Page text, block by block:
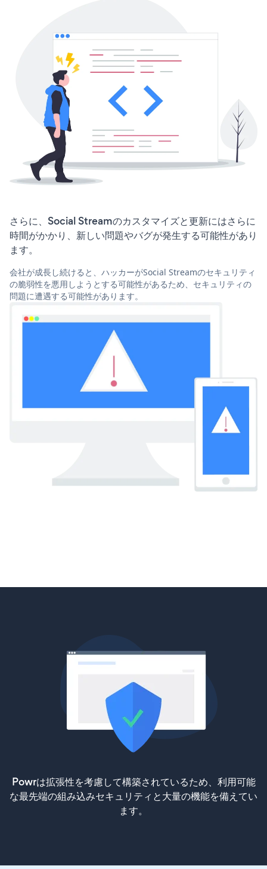
さらに、Social Streamのカスタマイズと更新にはさらに
時間がかかり、新しい問題やバグが発生する可能性があり
ます。
会社が成長し続けると、ハッカーがSocial Streamのセキュリティ
の脆弱性を悪用しようとする可能性があるため、セキュリティの
問題に遭遇する可能性があります。
Powrは拡張性を考慮して構築されているため、利用可能
な最先端の組み込みセキュリティと大量の機能を備えてい
ます。